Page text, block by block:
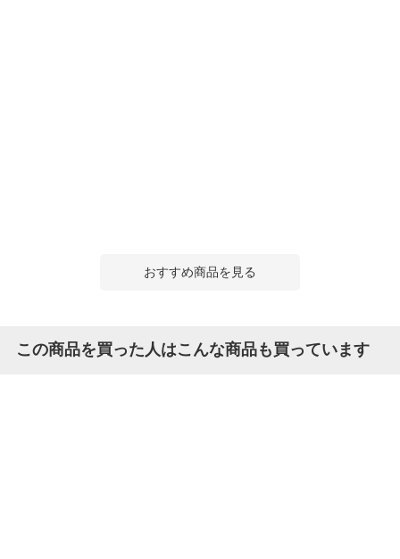
おすすめ商品を見る
この商品を買った人はこんな商品も買っています